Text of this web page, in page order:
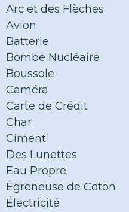
Arc et des Flèches
Avion
Batterie
Bombe Nucléaire
Boussole
Caméra
Carte de Crédit
Char
Ciment
Des Lunettes
Eau Propre
Égreneuse de Coton
Électricité